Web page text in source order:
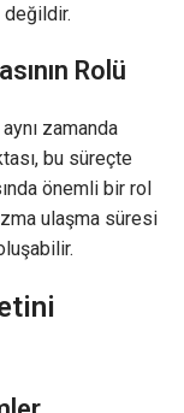
değildir.
Rolü
zamanda
bu süreçte
önemli bir rol
ulaşma süresi